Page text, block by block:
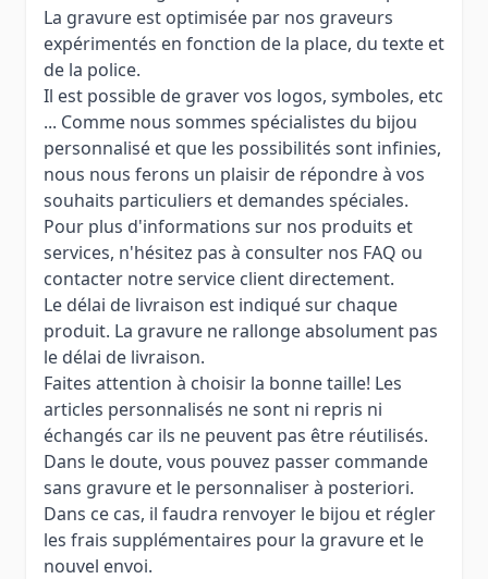
La gravure est optimisée par nos graveurs
expérimentés en fonction de la place, du texte et
de la police.
Il est possible de graver vos logos, symboles, etc
... Comme nous sommes spécialistes du bijou
personnalisé et que les possibilités sont infinies,
nous nous ferons un plaisir de répondre à vos
souhaits particuliers et demandes spéciales.
Pour plus d'informations sur nos produits et
services, n'hésitez pas à consulter nos FAQ ou
contacter notre service client directement.
Le délai de livraison est indiqué sur chaque
produit. La gravure ne rallonge absolument pas
le délai de livraison.
Faites attention à choisir la bonne taille! Les
articles personnalisés ne sont ni repris ni
échangés car ils ne peuvent pas être réutilisés.
Dans le doute, vous pouvez passer commande
sans gravure et le personnaliser à posteriori.
Dans ce cas, il faudra renvoyer le bijou et régler
les frais supplémentaires pour la gravure et le
nouvel envoi.